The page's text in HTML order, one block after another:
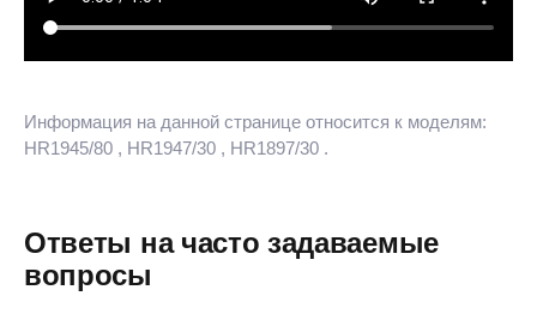
Информация на данной странице относится к моделям:
HR1945/80 , HR1947/30 , HR1897/30 .
Ответы на часто задаваемые
вопросы